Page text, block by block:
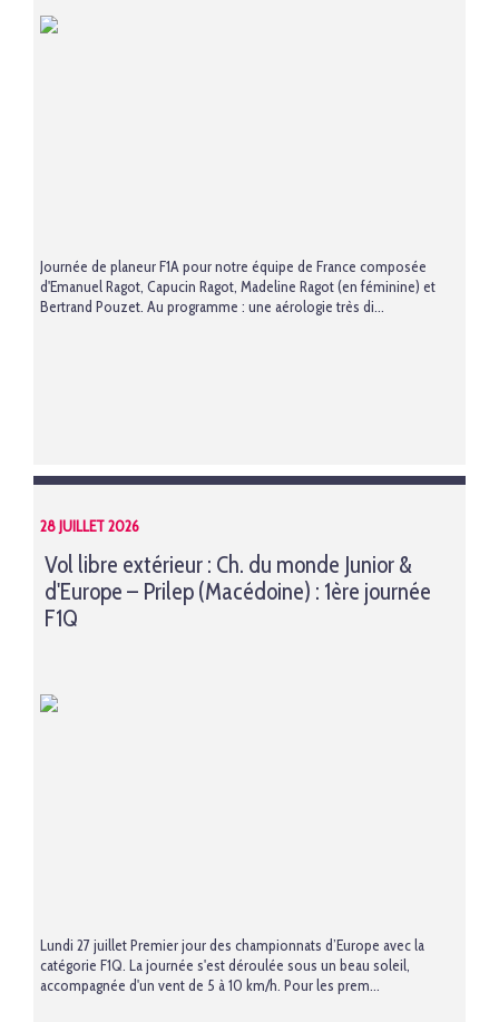
Journée de planeur F1A pour notre équipe de France composée
d'Emanuel Ragot, Capucin Ragot, Madeline Ragot (en féminine) et
Bertrand Pouzet. Au programme : une aérologie très di...
28 JUILLET 2026
Vol libre extérieur : Ch. du monde Junior &
d'Europe – Prilep (Macédoine) : 1ère journée
F1Q
Lundi 27 juillet Premier jour des championnats d’Europe avec la
catégorie F1Q. La journée s'est déroulée sous un beau soleil,
accompagnée d'un vent de 5 à 10 km/h. Pour les prem...